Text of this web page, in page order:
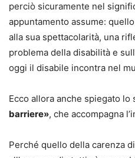
perciò sicuramente nel
appuntamento assume:
alla sua spettacolarità, una
problema della disabilità e
oggi il disabile incontra nel
Ecco allora anche spiegato lo
barriere», che accompagna
Perché quello della carenza